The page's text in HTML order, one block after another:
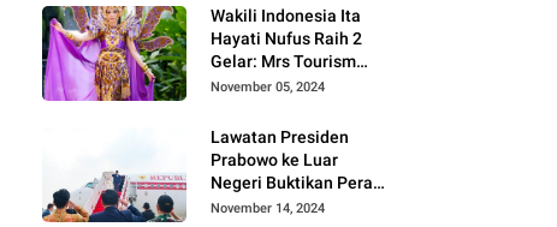
Wakili Indonesia Ita
Hayati Nufus Raih 2
Gelar: Mrs Tourism
2024 dan Fourth
Worldwide
International 2024, di
Pemilihan Mrs
Worldwide 2024
November 05, 2024
Lawatan Presiden
Prabowo ke Luar
Negeri Buktikan Peran
Strategis Indonesia di
November 14, 2024